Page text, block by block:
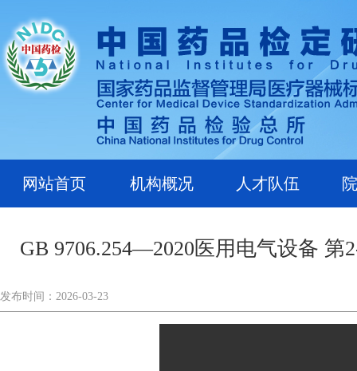
网站首页 机构概况 人才队伍
GB 9706.254—2020医用电气设备
发布时间：2026-03-23